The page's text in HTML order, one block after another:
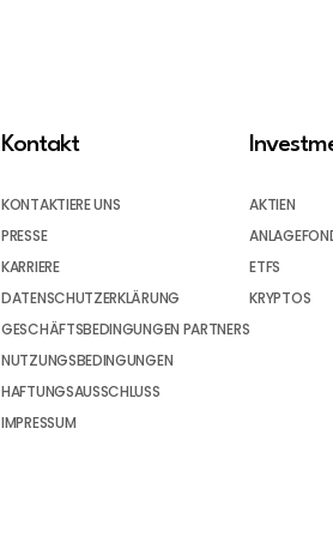
Kontakt
KONTAKTIERE UNS
PRESSE
KARRIERE
DATENSCHUTZERKLÄRUNG
GESCHÄFTSBEDINGUNGEN PARTNERS
NUTZUNGSBEDINGUNGEN
HAFTUNGSAUSSCHLUSS
IMPRESSUM
AKTIEN
ETFS
KRYPTOS